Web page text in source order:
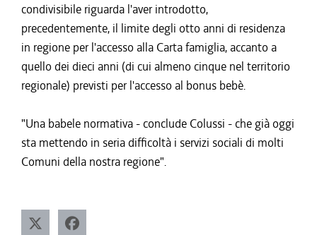
condivisibile riguarda l'aver introdotto,
precedentemente, il limite degli otto anni di residenza
in regione per l'accesso alla Carta famiglia, accanto a
quello dei dieci anni (di cui almeno cinque nel territorio
regionale) previsti per l'accesso al bonus bebè.
"Una babele normativa - conclude Colussi - che già oggi
sta mettendo in seria difficoltà i servizi sociali di molti
Comuni della nostra regione".